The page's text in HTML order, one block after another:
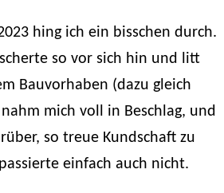
hing ich ein bisschen durch.
so vor sich hin und litt
Bauvorhaben (dazu gleich
mich voll in Beschlag, und
so treue Kundschaft zu
einfach auch nicht.